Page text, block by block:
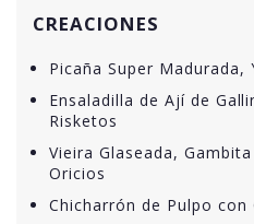
CREACIONES
Picaña Super Madurada,
Ensaladilla de Ají de
Risketos
Vieira Glaseada, Gambita
Oricios
Chicharrón de Pulpo con